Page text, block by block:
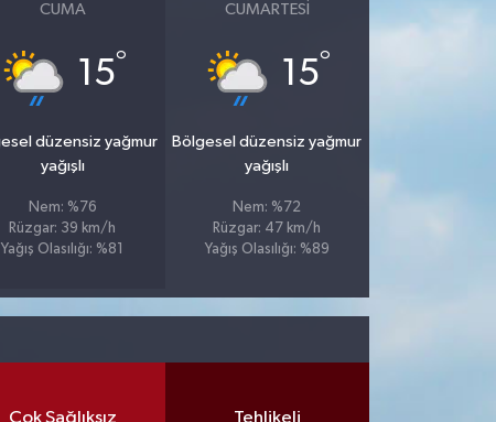
CUMA
15°
düzensiz yağmur
yağışlı
Nem: %76
Rüzgar: 39 km/h
Yağış Olasılığı: %81
CUMARTESI
15°
Bölgesel düzensiz yağmur
yağışlı
Nem: %72
Rüzgar: 47 km/h
Yağış Olasılığı: %89
Çok Sağlıksız Tehlikeli